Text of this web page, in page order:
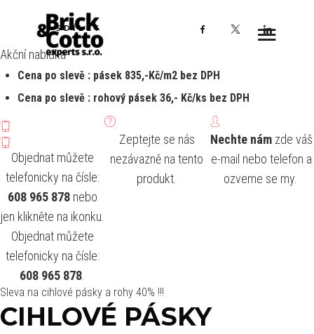
SDÍLET Facebook
Akční nabídka
Cena po slevě : pásek 835,-Kč/m2 bez DPH
Cena po slevě : rohový pásek 36,- Kč/ks bez DPH
Objednat můžete
telefonicky na čísle:
608 965 878nebo
jen klikněte na ikonku.
Objednat můžete
telefonicky na čísle:
608 965 878
Zeptejte se nás
nezávazně na tento
produkt.
Nechte nám zde váš
e-mail nebo telefon a
ozveme se my.
Sleva na cihlové pásky a rohy 40% !!!
CIHLOVÉ PÁSKY